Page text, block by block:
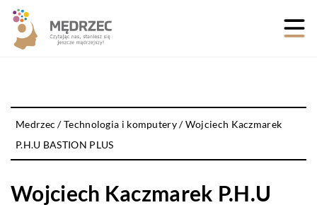
Medrzec /Technologia i komputery/Wojciech Kaczmarek
P.H.U BASTION PLUS
Wojciech Kaczmarek P.H.U